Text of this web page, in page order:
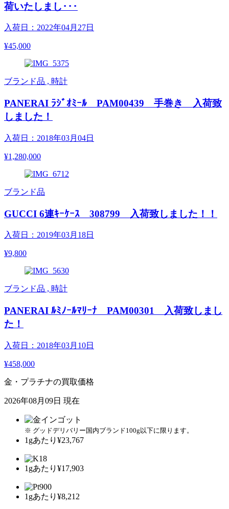
荷いたしまし･･･
入荷日：2022年04月27日
¥45,000
ブランド品 , 時計
PANERAI ﾗｼﾞｵﾐｰﾙ PAM00439 手巻き 入荷致
しました！
入荷日：2018年03月04日
¥1,280,000
ブランド品
GUCCI 6連ｷｰｹｰｽ 308799 入荷致しました！！
入荷日：2019年03月18日
¥9,800
ブランド品 , 時計
PANERAI ﾙﾐﾉｰﾙﾏﾘｰﾅ PAM00301 入荷致しまし
た！
入荷日：2018年03月10日
¥458,000
金・プラチナの買取価格
2026年08月09日 現在
※ グッドデリバリー国内ブランド100g以下に限ります。
1gあたり ¥23,767
1gあたり ¥17,903
1gあたり ¥8,212